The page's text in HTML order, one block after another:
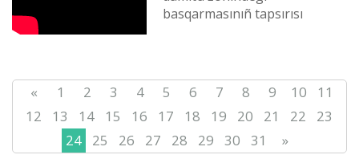
basqarmasınıñ tapsırısı
« 1 2 3 4 5 6 7 8 9 10
11
12
13 14 15 16 17 18 19 20 21 22
23
24
25 26 27 28 29 30 31 »